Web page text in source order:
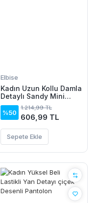
Elbise
Kadın Uzun Kollu Damla
Detaylı Sandy Mini
Elbise
%50
1.214,99 TL
606,99 TL
Sepete Ekle